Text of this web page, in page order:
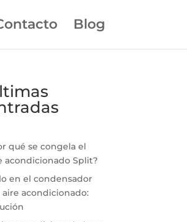
Blog
qué se congela el
acondicionado Split?
en el condensador
aire acondicionado: